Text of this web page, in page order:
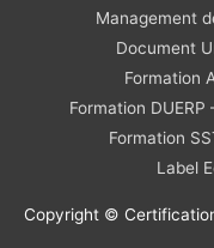
Management
Document
Formation
Formation
Formation
Label
Copyright © Certification